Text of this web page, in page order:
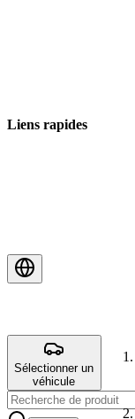
Liens rapides
Sélectionner un
véhicule